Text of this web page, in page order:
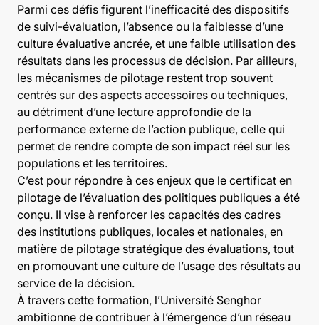
Parmi ces défis figurent l’inefficacité des dispositifs
de suivi-évaluation, l’absence ou la faiblesse d’une
culture évaluative ancrée, et une faible utilisation des
résultats dans les processus de décision. Par ailleurs,
les mécanismes de pilotage restent trop souvent
centrés sur des aspects accessoires ou techniques,
au détriment d’une lecture approfondie de la
performance externe de l’action publique, celle qui
permet de rendre compte de son impact réel sur les
populations et les territoires.
C’est pour répondre à ces enjeux que le certificat en
pilotage de l’évaluation des politiques publiques a été
conçu. Il vise à renforcer les capacités des cadres
des institutions publiques, locales et nationales, en
matière de pilotage stratégique des évaluations, tout
en promouvant une culture de l’usage des résultats au
service de la décision.
À travers cette formation, l’Université Senghor
ambitionne de contribuer à l’émergence d’un réseau